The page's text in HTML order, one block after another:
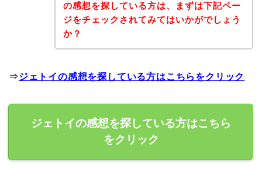
の感想を探している方は、まずは下記ペー
ジをチェックされてみてはいかがでしょう
か？
⇒ジェトイの感想を探している方はこちらをクリック
ジェトイの感想を探している方はこちら
をクリック